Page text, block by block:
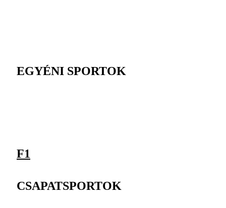
EGYÉNI SPORTOK
F1
CSAPATSPORTOK